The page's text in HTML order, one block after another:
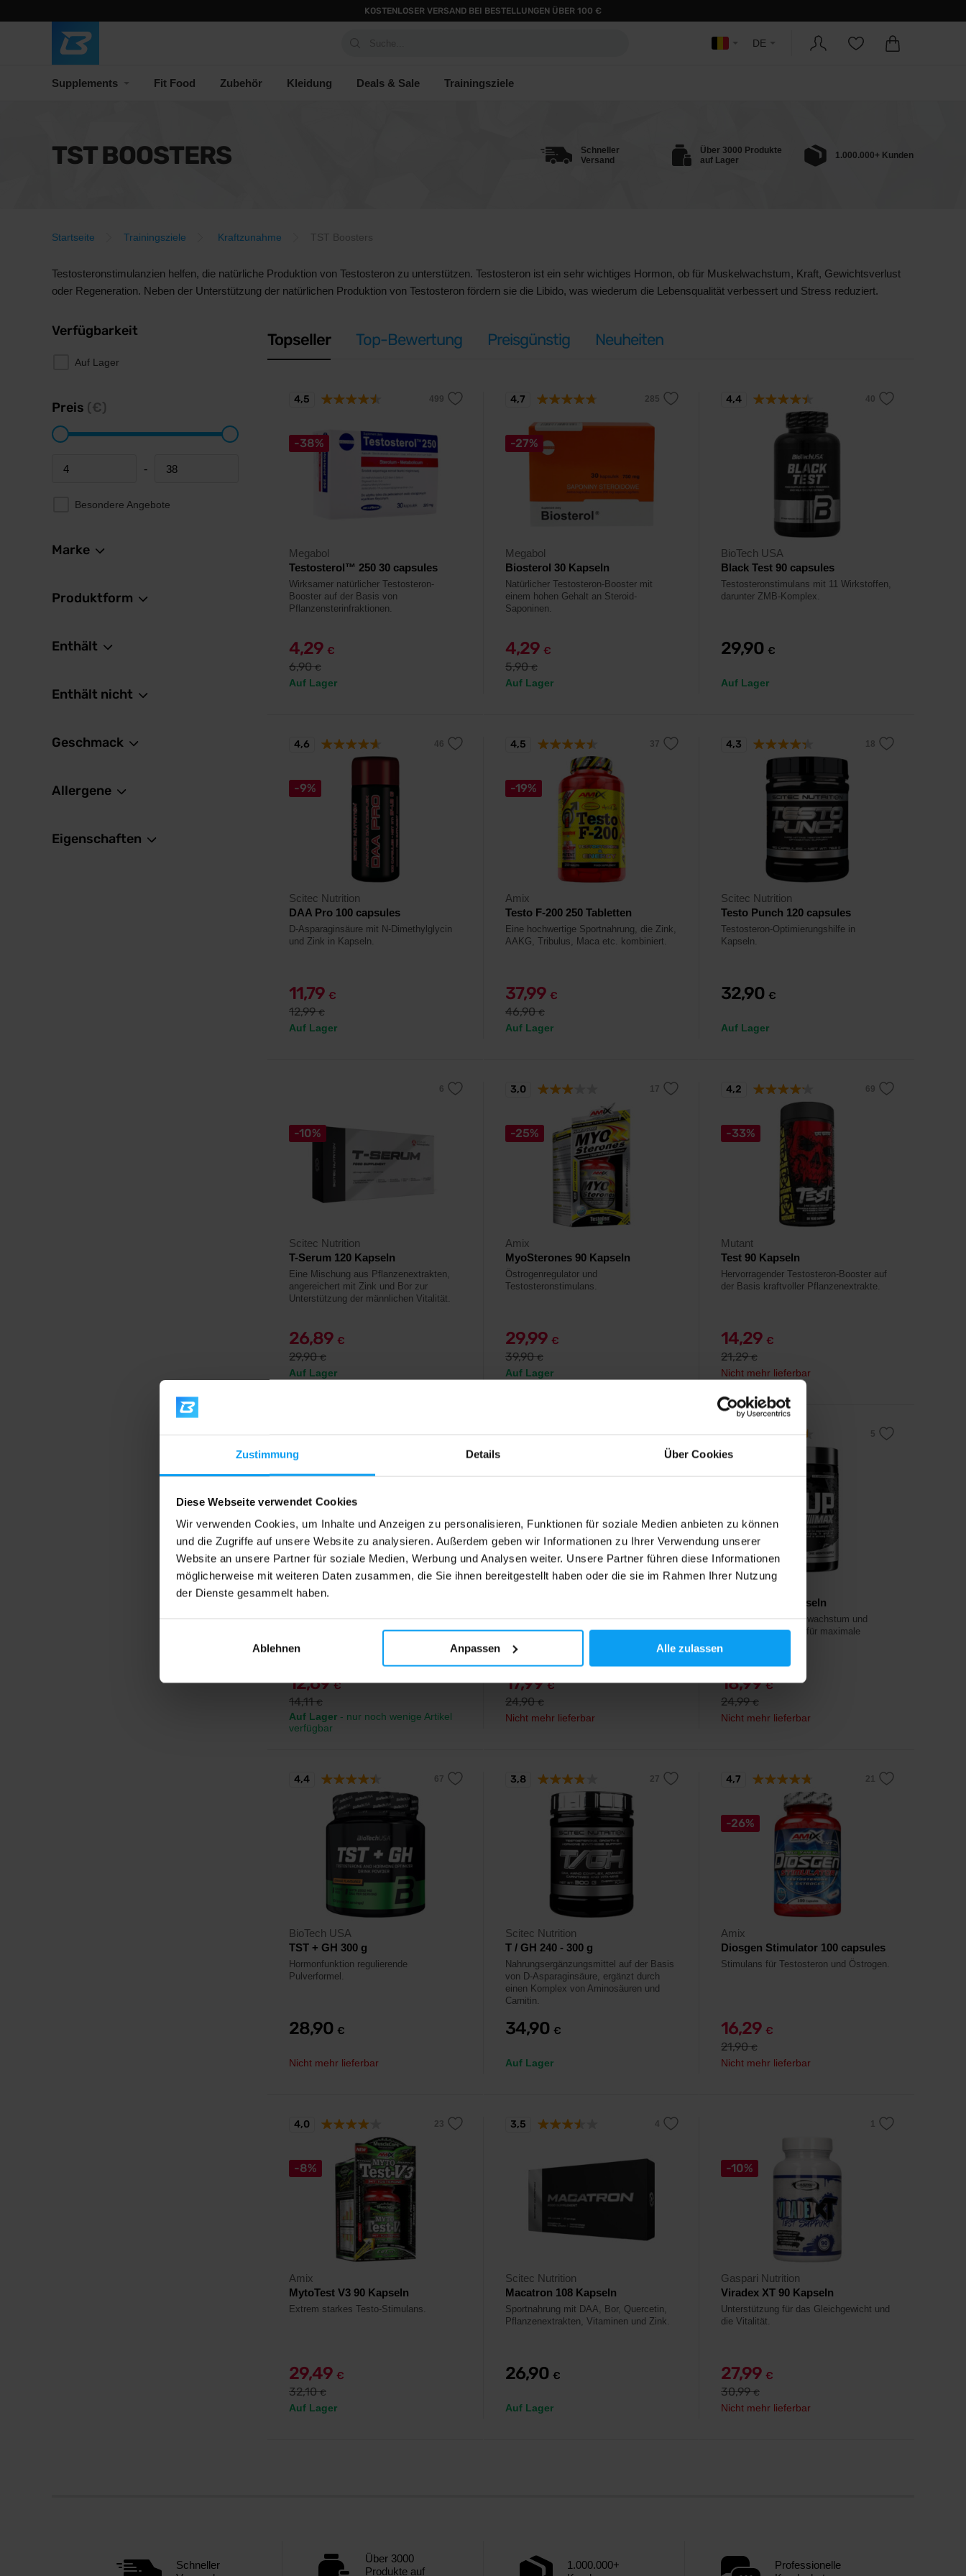
Zustimmung Details Über Cookies
Diese Webseite verwendet Cookies
Wir verwenden Cookies, um Inhalte und Anzeigen zu personalisieren, Funktionen für soziale Medien anbieten zu können
und die Zugriffe auf unsere Website zu analysieren. Außerdem geben wir Informationen zu Ihrer Verwendung unserer
Website an unsere Partner für soziale Medien, Werbung und Analysen weiter. Unsere Partner führen diese Informationen
möglicherweise mit weiteren Daten zusammen, die Sie ihnen bereitgestellt haben oder die sie im Rahmen Ihrer Nutzung
der Dienste gesammelt haben.
Ablehnen Anpassen Alle zulassen
KOSTENLOSER VERSAND BEI BESTELLUNGEN ÜBER 100 €
DE
Supplements Fit Food Zubehör Kleidung Deals & Sale Trainingsziele
TST BOOSTERS
Schneller
Versand
Über 3000 Produkte
auf Lager
1.000.000+ Kunden
Startseite Trainingsziele Kraftzunahme TST Boosters
Testosteronstimulanzien helfen, die natürliche Produktion von Testosteron zu unterstützen. Testosteron ist ein sehr wichtiges Hormon, ob für Muskelwachstum, Kraft, Gewichtsverlust
oder Regeneration. Neben der Unterstützung der natürlichen Produktion von Testosteron fördern sie die Libido, was wiederum die Lebensqualität verbessert und Stress reduziert.
Verfügbarkeit
Auf Lager
Preis (€)
Minimum price -
Maximum price
Besondere Angebote
Marke
Produktform
Enthält
Enthält nicht
Geschmack
Allergene
Eigenschaften
Topseller Top-Bewertung Preisgünstig Neuheiten
-38%
Megabol
Testosterol™ 250 30 capsules
Wirksamer natürlicher Testosteron-
Booster auf der Basis von
Pflanzensterinfraktionen.
4,29 €
6,90€
Auf Lager
4,5
-27%
Megabol
Biosterol 30 Kapseln
Natürlicher Testosteron-Booster mit
einem hohen Gehalt an Steroid-
Saponinen.
4,29 €
5,90€
Auf Lager
4,7
BioTech USA
Black Test 90 capsules
Testosteronstimulans mit 11 Wirkstoffen,
darunter ZMB-Komplex.
29,90 €
Auf Lager
4,4
-9%
Scitec Nutrition
DAA Pro 100 capsules
D-Asparaginsäure mit N-Dimethylglycin
und Zink in Kapseln.
11,79 €
12,99€
Auf Lager
4,6
-19%
Amix
Testo F-200 250 Tabletten
Eine hochwertige Sportnahrung, die Zink,
AAKG, Tribulus, Maca etc. kombiniert.
37,99 €
46,90€
Auf Lager
4,5
Scitec Nutrition
Testo Punch 120 capsules
Testosteron-Optimierungshilfe in
Kapseln.
32,90 €
Auf Lager
4,3
-10%
Scitec Nutrition
T-Serum 120 Kapseln
Eine Mischung aus Pflanzenextrakten,
angereichert mit Zink und Bor zur
Unterstützung der männlichen Vitalität.
26,89 €
29,90€
Auf Lager
-25%
Amix
MyoSterones 90 Kapseln
Östrogenregulator und
Testosteronstimulans.
29,99 €
39,90€
Auf Lager
3,0
-33%
Mutant
Test 90 Kapseln
Hervorragender Testosteron-Booster auf
der Basis kraftvoller Pflanzenextrakte.
14,29 €
21,29€
Nicht mehr lieferbar
4,2
-10%
Nutrend
Sportnahrung mit Pflanzenextrakten,
angereichert mit Zink und Magnesium.
12,69€
14,11€
Auf Lager - nur noch wenige Artikel
verfügbar
5,0
-28%
Eine hochwertige Sportnahrung, die Zink,
AAKG, Tribulus, Maca etc. kombiniert.
17,99€
24,90€
Nicht mehr lieferbar
4,5
-24%
T-Up Max 60 Kapseln
Unterstützen Muskelwachstum und
männliche Hormone für maximale
Leistung.
18,99€
24,99€
Nicht mehr lieferbar
4,5
BioTech USA
TST + GH 300 g
Hormonfunktion regulierende
Pulverformel.
28,90 €
Nicht mehr lieferbar
4,4
Scitec Nutrition
T / GH 240 - 300 g
Nahrungsergänzungsmittel auf der Basis
von D-Asparaginsäure, ergänzt durch
einen Komplex von Aminosäuren und
Carnitin.
34,90 €
Auf Lager
3,8
-26%
Amix
Diosgen Stimulator 100 capsules
Stimulans für Testosteron und Östrogen.
16,29 €
21,90€
Nicht mehr lieferbar
4,7
-8%
Amix
MytoTest V3 90 Kapseln
Extrem starkes Testo-Stimulans.
29,49 €
32,10€
Auf Lager
4,0
Scitec Nutrition
Macatron 108 Kapseln
Sportnahrung mit DAA, Bor, Quercetin,
Pflanzenextrakten, Vitaminen und Zink.
26,90 €
Auf Lager
3,5
-10%
Gaspari Nutrition
Viradex XT 90 Kapseln
Unterstützung für das Gleichgewicht und
die Vitalität.
27,99 €
30,99€
Nicht mehr lieferbar
Schneller
Über 3000
Produkte auf
1.000.000+
Professionelle